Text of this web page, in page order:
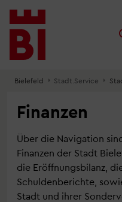
Inhalt
anspringen
Menü
anspringen
Suche
anspringen
Bielefeld Stadt.Service
Finanzen
Über die Navigation
Finanzen der Stadt
die Eröffnungsbilanz,
Schuldenberichte,
Stadt und ihrer